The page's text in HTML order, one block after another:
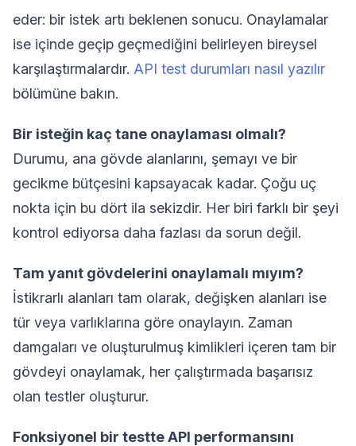
eder: bir istek artı beklenen sonucu. Onaylamalar
ise içinde geçip geçmediğini belirleyen bireysel
karşılaştırmalardır. API test durumları nasıl yazılır
bölümüne bakın.
Bir isteğin kaç tane onaylaması olmalı?
Durumu, ana gövde alanlarını, şemayı ve bir
gecikme bütçesini kapsayacak kadar. Çoğu uç
nokta için bu dört ila sekizdir. Her biri farklı bir şeyi
kontrol ediyorsa daha fazlası da sorun değil.
Tam yanıt gövdelerini onaylamalı mıyım?
İstikrarlı alanları tam olarak, değişken alanları ise
tür veya varlıklarına göre onaylayın. Zaman
damgaları ve oluşturulmuş kimlikleri içeren tam bir
gövdeyi onaylamak, her çalıştırmada başarısız
olan testler oluşturur.
Fonksiyonel bir testte API performansını